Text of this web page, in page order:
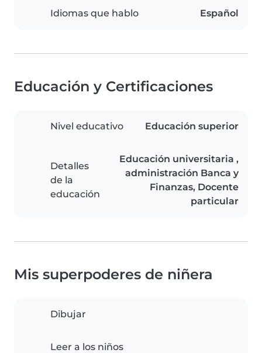
Idiomas que hablo Español
Educación y Certificaciones
Nivel educativo Educación superior
Detalles
de la
educación
Educación universitaria ,
administración Banca y
Finanzas, Docente
particular
Mis superpoderes de niñera
Dibujar
Leer a los niños